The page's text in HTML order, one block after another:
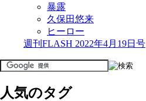
暴露
久保田悠来
ヒーロー
週刊FLASH 2022年4月19日号
人気のタグ